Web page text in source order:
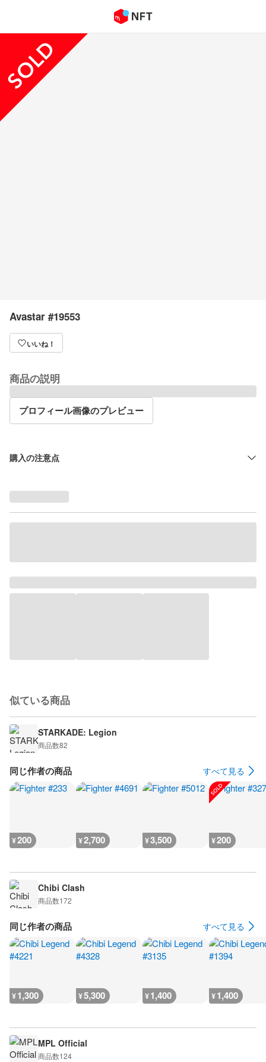
Avastar #19553
いいね！
商品の説明
プロフィール画像のプレビュー
購入の注意点
似ている商品
STARKADE: Legion
商品数82
同じ作者の商品 すべて見る
¥200 ¥2,700 ¥3,500 ¥200
Chibi Clash
商品数172
同じ作者の商品 すべて見る
¥1,300 ¥5,300 ¥1,400 ¥1,400
MPL Official
商品数124